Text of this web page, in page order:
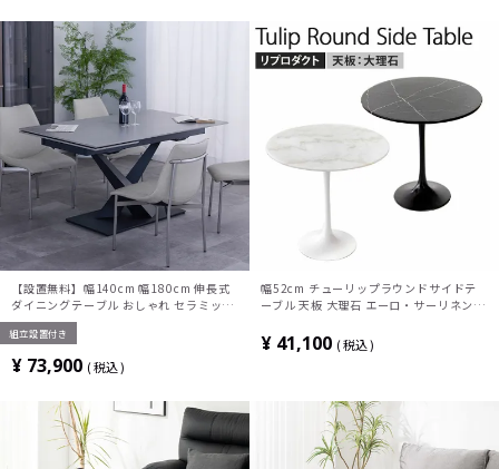
【設置無料】幅140cm 幅180cm 伸長式
ダイニングテーブル おしゃれ セラミック
天板 テーブル エクステンション 4人掛け
6人掛け モダン グレー (片側伸長)
組立設置付き
¥ 73,900 税込
幅52cm チューリップラウンドサイドテ
ーブル 天板 大理石 エーロ・サーリネン
イドテーブル ソファテーブル
¥ 41,100 税込